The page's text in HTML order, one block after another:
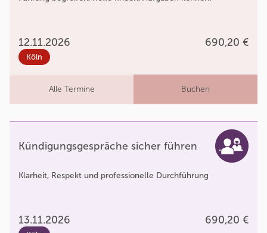
12.11.2026 690,20 €
Köln
Alle Termine Buchen
Kündigungsgespräche sicher führen
Klarheit, Respekt und professionelle Durchführung
13.11.2026 690,20 €